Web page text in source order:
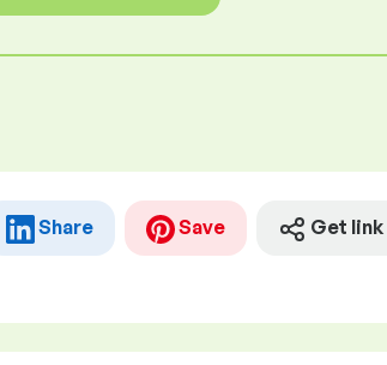
Share Save Get link